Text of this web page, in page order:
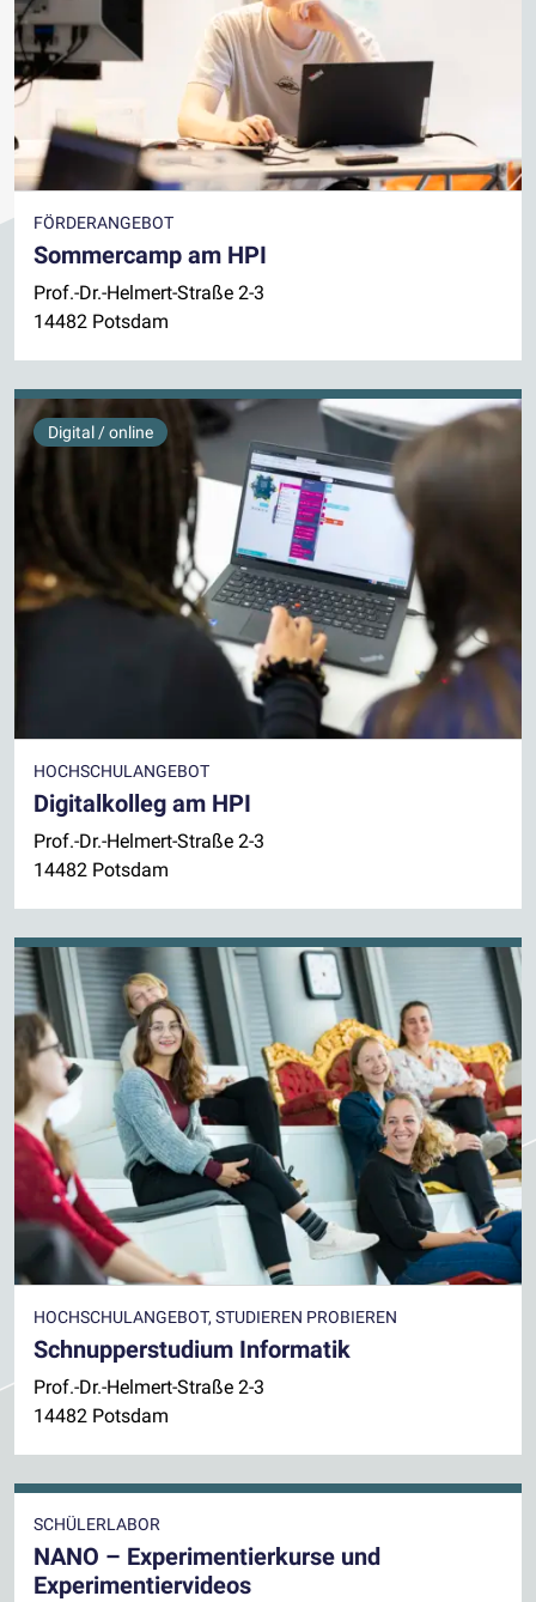
FÖRDERANGEBOT
Sommercamp am HPI
Prof.-Dr.-Helmert-Straße 2-3
14482 Potsdam
Digital / online
HOCHSCHULANGEBOT
Digitalkolleg am HPI
Prof.-Dr.-Helmert-Straße 2-3
14482 Potsdam
HOCHSCHULANGEBOT, STUDIEREN PROBIEREN
Schnupperstudium Informatik
Prof.-Dr.-Helmert-Straße 2-3
14482 Potsdam
SCHÜLERLABOR
NANO – Experimentierkurse und
Experimentiervideos